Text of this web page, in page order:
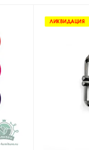
ЛИКВИДАЦИЯ